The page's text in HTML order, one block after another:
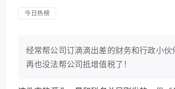
今日热榜
经常帮公司订滴滴出差的财务和行政小
再也没法帮公司抵增值税了！